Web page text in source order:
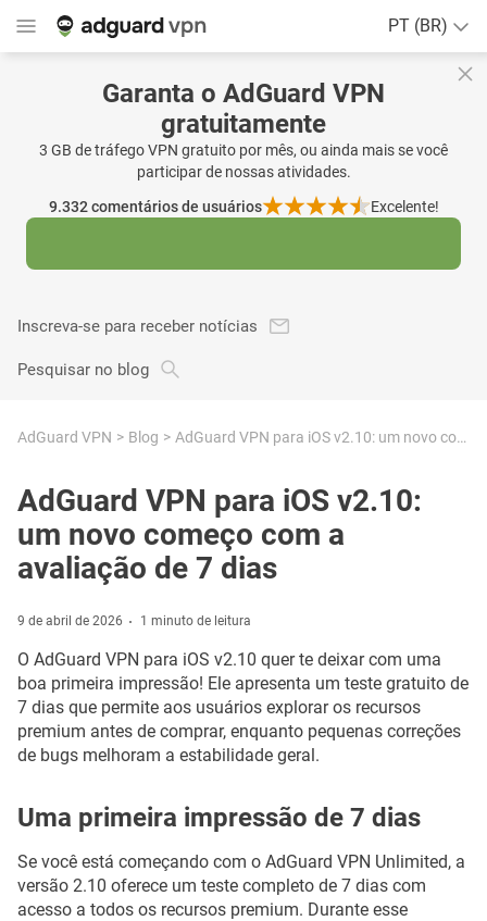
PT (BR)
Garanta o AdGuard VPN
gratuitamente
3 GB de tráfego VPN gratuito por mês, ou ainda mais se você
participar de nossas atividades.
9.332comentários de usuários Excelente!
Inscreva-se para receber notícias
Pesquisar no blog
AdGuard VPN Blog AdGuard VPN para iOS v2.10: um novo começo com a avaliação de 7 dias
AdGuard VPN para iOS v2.10:
um novo começo com a
avaliação de 7 dias
9 de abril de 2026 1 minuto de leitura
O AdGuard VPN para iOS v2.10 quer te deixar com uma
boa primeira impressão! Ele apresenta um teste gratuito de
7 dias que permite aos usuários explorar os recursos
premium antes de comprar, enquanto pequenas correções
de bugs melhoram a estabilidade geral.
Uma primeira impressão de 7 dias
Se você está começando com o AdGuard VPN Unlimited, a
versão 2.10 oferece um teste completo de 7 dias com
acesso a todos os recursos premium. Durante esse